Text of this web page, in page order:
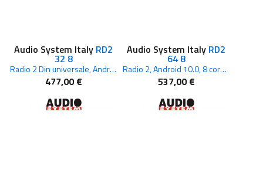
Audio System Italy RD2
32 8
Radio 2 Din universale, Android 10.0, 4 core, 2+32 GB, senza scheda SIM
477,00 €
Audio System Italy RD2
64 8
Radio 2, Android 10.0, 8 core, 4+64 GB con scheda SIM
537,00 €